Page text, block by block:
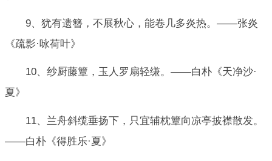
9、犹有遗簪，不展秋心，能卷几多炎热。——张炎
《疏影·咏荷叶》
10、纱厨藤簟，玉人罗扇轻缣。——白朴《天净沙·
夏》
11、兰舟斜缆垂扬下，只宜辅枕簟向凉亭披襟散发。
——白朴《得胜乐·夏》